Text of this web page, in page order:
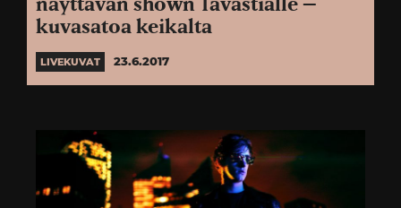
näyttävän shown Tavastialle –
kuvasatoa keikalta
LIVEKUVAT 23.6.2017